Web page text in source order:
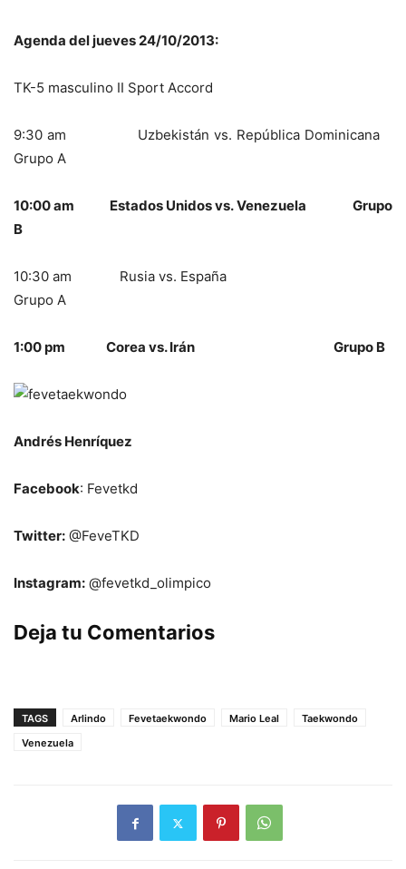
Agenda del jueves 24/10/2013:
TK-5 masculino II Sport Accord
9:30 am Uzbekistán vs. República Dominicana
Grupo A
10:00 am Estados Unidos vs. Venezuela Grupo
B
10:30 am Rusia vs. España
Grupo A
1:00 pm Corea vs. Irán Grupo B
Andrés Henríquez
Facebook: Fevetkd
Twitter: @FeveTKD
Instagram: @fevetkd_olimpico
Deja tu Comentarios
TAGS Arlindo Fevetaekwondo Mario Leal
Taekwondo
Venezuela